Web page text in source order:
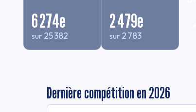
6 274e
sur 25 382
2 479e
sur 2 783
Dernière compétition en 2026